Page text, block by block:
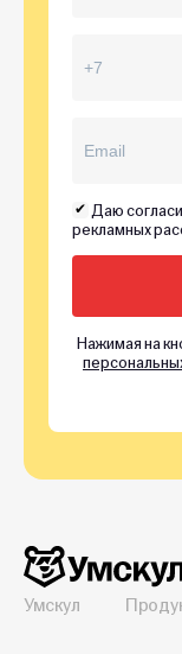
Даю
рекламных
Нажимая на
Умскул